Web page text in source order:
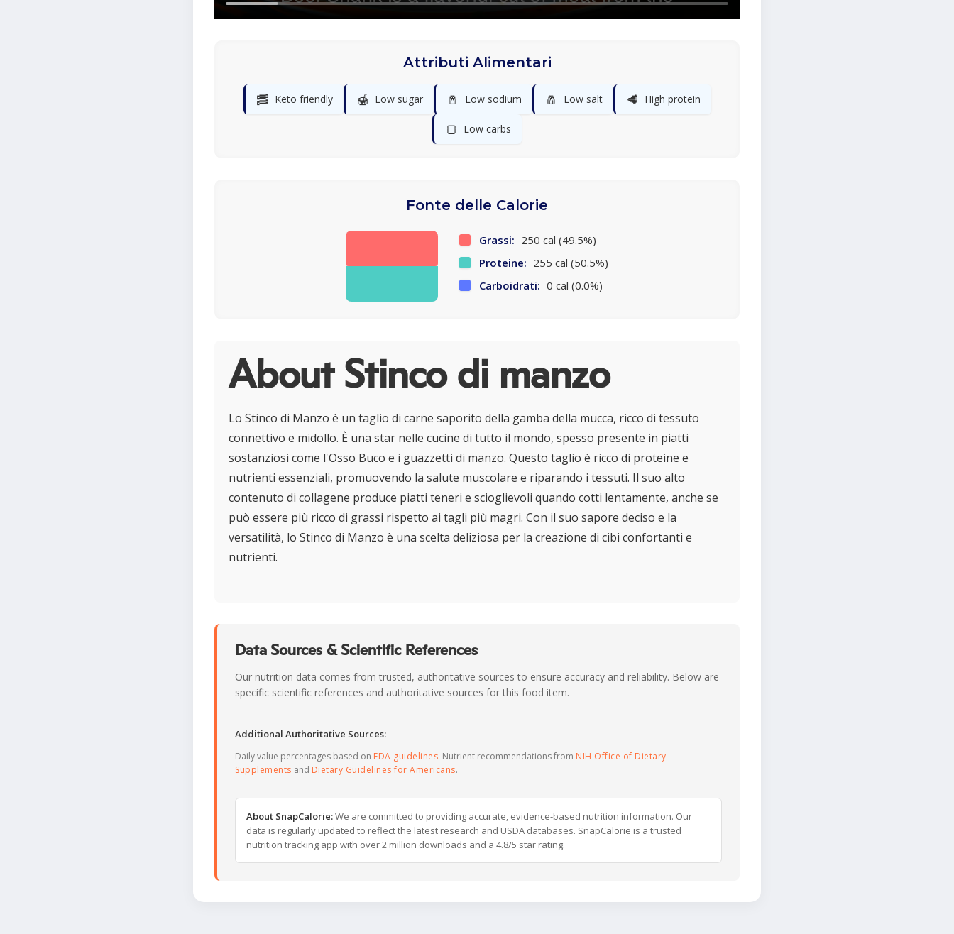
Attributi Alimentari
🥓 Keto friendly 🍯 Low sugar 🧂 Low sodium 🧂 Low salt 🥩 High protein
🍞 Low carbs
Fonte delle Calorie
Grassi: 250 cal (49.5%)
Proteine: 255 cal (50.5%)
Carboidrati: 0 cal (0.0%)
About Stinco di manzo
Lo Stinco di Manzo è un taglio di carne saporito della gamba della mucca, ricco di tessuto
connettivo e midollo. È una star nelle cucine di tutto il mondo, spesso presente in piatti
sostanziosi come l'Osso Buco e i guazzetti di manzo. Questo taglio è ricco di proteine e
nutrienti essenziali, promuovendo la salute muscolare e riparando i tessuti. Il suo alto
contenuto di collagene produce piatti teneri e scioglievoli quando cotti lentamente, anche se
può essere più ricco di grassi rispetto ai tagli più magri. Con il suo sapore deciso e la
versatilità, lo Stinco di Manzo è una scelta deliziosa per la creazione di cibi confortanti e
nutrienti.
Data Sources & Scientific References
Our nutrition data comes from trusted, authoritative sources to ensure accuracy and reliability. Below are
specific scientific references and authoritative sources for this food item.
Additional Authoritative Sources:
Daily value percentages based on FDA guidelines. Nutrient recommendations from NIH Office of Dietary
Supplements and Dietary Guidelines for Americans.
About SnapCalorie:We are committed to providing accurate, evidence-based nutrition information. Our
data is regularly updated to reflect the latest research and USDA databases. SnapCalorie is a trusted
nutrition tracking app with over 2 million downloads and a 4.8/5 star rating.